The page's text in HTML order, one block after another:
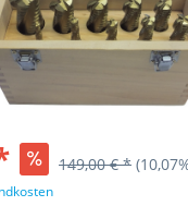
149,00 € *